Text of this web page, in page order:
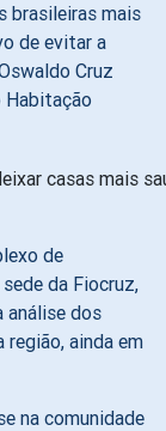
brasileiras mais
de evitar a
Cruz
Habitação
de
da Fiocruz,
análise dos
região, ainda em
na comunidade